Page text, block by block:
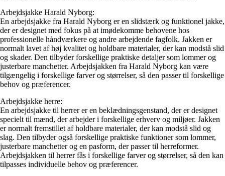
Arbejdsjakke Harald Nyborg:
En arbejdsjakke fra Harald Nyborg er en slidstærk og funktionel jakke,
der er designet med fokus på at imødekomme behovene hos
professionelle håndværkere og andre arbejdende fagfolk. Jakken er
normalt lavet af høj kvalitet og holdbare materialer, der kan modstå slid
og skader. Den tilbyder forskellige praktiske detaljer som lommer og
justerbare manchetter. Arbejdsjakken fra Harald Nyborg kan være
tilgængelig i forskellige farver og størrelser, så den passer til forskellige
behov og præferencer.
Arbejdsjakke herre:
En arbejdsjakke til herrer er en beklædningsgenstand, der er designet
specielt til mænd, der arbejder i forskellige erhverv og miljøer. Jakken
er normalt fremstillet af holdbare materialer, der kan modstå slid og
slag. Den tilbyder også forskellige praktiske funktioner som lommer,
justerbare manchetter og en pasform, der passer til herreformer.
Arbejdsjakken til herrer fås i forskellige farver og størrelser, så den kan
tilpasses individuelle behov og præferencer.